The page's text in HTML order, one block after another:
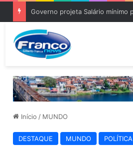
Início / MUNDO
DESTAQUE MUNDO POLÍTICA